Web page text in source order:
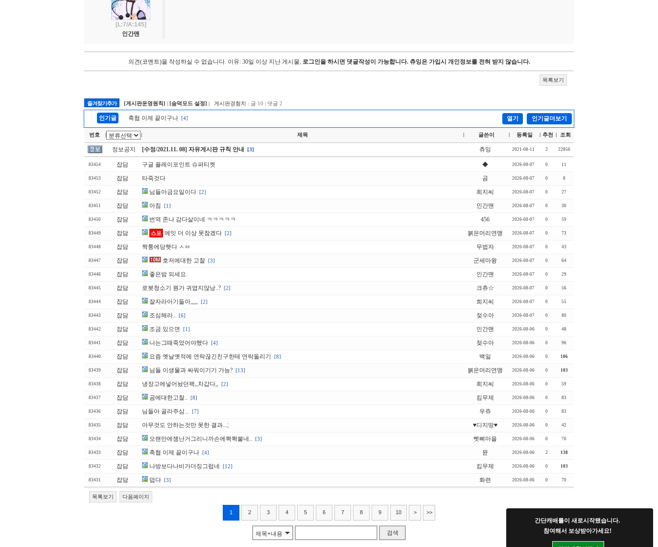
[L:7/A:145]
인간맨
의견(코멘트)을 작성하실 수 없습니다. 이유: 30일 이상 지난 게시물, 로그인을 하시면 댓글작성이 가능합니다. 츄잉은 가입시 개인정보를 전혀 받지 않습니다.
목록보기
즐겨찾기추가 [게시판운영원칙] | [숨덕모드 설정] | 게시판경험치 : 글 10 | 댓글 2
인기글 축협 이제 끝이구나 [4] 열기 인기글더보기
번호 제목 글쓴이 등록일 추천 조회
정보공지 [수정/2021.11. 08] 자유게시판 규칙 안내 [3] 츄잉 2021-08-11 2 22856
83454 잡담 구글 플레이포인트 슈퍼티켓 ◆ 2026-08-07 0 11
83453 잡담 타죽것다 곰 2026-08-07 0 8
83452 잡담 님들아금요일이다 [2] 희지씨 2026-08-07 0 27
83451 잡담 아침 [1] 인간맨 2026-08-07 0 30
83450 잡담 번역 존나 감다살이네 ㅋㅋㅋㅋㅋ 456 2026-08-07 0 59
83449 잡담 스포 에잇 더 이상 못참겠다 [2] 붉은머리연맹 2026-08-07 0 73
83448 잡담 짝퉁에당햇다 ㅅㅂ 무법자 2026-08-07 0 43
83447 잡담 호저에대한 고찰 [3] 군세마왕 2026-08-07 0 64
83446 잡담 좋은밤 되세요. 인간맨 2026-08-07 0 29
83445 잡담 로봇청소기 뭔가 귀엽지않낭..? [2] 크츄☆ 2026-08-07 0 56
83444 잡담 잘자라아기들아,,,,, [2] 희지씨 2026-08-07 0 55
83443 잡담 조심해라.. [6] 젖수아 2026-08-07 0 80
83442 잡담 조금 있으면 [1] 인간맨 2026-08-06 0 48
83441 잡담 나는그때죽었어야했다 [4] 젖수아 2026-08-06 0 96
83440 잡담 요즘 옛날옛적에 연락끊긴친구한테 연락돌리기 [8] 백일 2026-08-06 0 106
83439 잡담 님들 이생물과 싸워이기기 가능? [13] 붉은머리연맹 2026-08-06 0 103
83438 잡담 냉장고에넣어놨던팩,,차갑다,, [2] 희지씨 2026-08-06 0 59
83437 잡담 곰에대한고찰.. [8] 킴무제 2026-08-06 0 83
83436 잡담 님들아 골라주삼... [7] 우쥬 2026-08-06 0 83
83435 잡담 아무것도 안하는것만 못한 결과...; ♥디지땅♥ 2026-08-06 0 42
83434 잡담 오랜만에잼난거그리니까손에쫙쫙붙네.. [3] 삣삐마을 2026-08-06 0 76
83433 잡담 축협 이제 끝이구나 [4] 뮨 2026-08-06 2 138
83432 잡담 나방보다나비가더징그럽네 [12] 킴무제 2026-08-06 0 103
83431 잡담 덥다 [3] 화련 2026-08-06 0 70
목록보기 다음페이지
1 2 3 4 5 6 7 8 9 10 > >>
제목+내용 검색
간단캐배틀이 새로시작됐습니다.
참여해서 보상받아가세요!